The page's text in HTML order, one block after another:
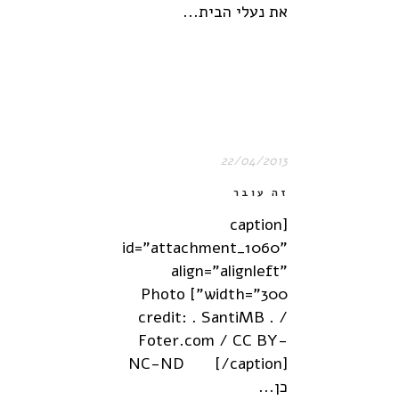
את נעלי הבית...
22/04/2013
זה עובר
[caption
id="attachment_1060"
align="alignleft"
width="300"] Photo
credit: . SantiMB . /
Foter.com / CC BY-
NC-ND [/caption]
כן...